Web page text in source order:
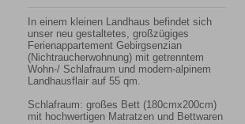
In einem kleinen Landhaus befindet sich
unser neu gestaltetes, großzügiges
Ferienappartement Gebirgsenzian
(Nichtraucherwohnung) mit getrenntem
Wohn-/ Schlafraum und modern-alpinem
Landhausflair auf 55 qm.
Schlafraum: großes Bett (180cmx200cm)
mit hochwertigen Matratzen und Bettwaren